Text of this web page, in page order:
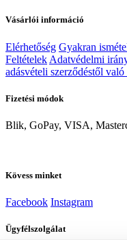
Vásárlói információ
Elérhetőség Gyakran
Feltételek Adatvédelmi
adásvételi szerződéstől való
Fizetési módok
Blik, GoPay, VISA,
Kövess minket
Facebook Instagram
Ügyfélszolgálat